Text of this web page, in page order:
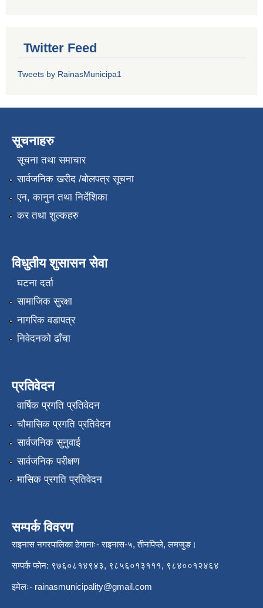
Twitter Feed
Tweets by RainasMunicipa1
सूचनाहरु
सूचना तथा समाचार
सार्वजनिक खरीद /बोलपत्र सूचना
एन, कानुन तथा निर्देशिका
कर तथा शुल्कहरु
विधुतीय शुसासन सेवा
घटना दर्ता
सामाजिक सुरक्षा
नागरिक वडापत्र
निवेदनको ढाँचा
प्रतिवेदन
वार्षिक प्रगति प्रतिवेदन
चौमासिक प्रगति प्रतिवेदन
सार्वजनिक सुनुवाई
सार्वजनिक परीक्षण
मासिक प्रगति प्रतिवेदन
सम्पर्क विवरण
राइनास नगरपालिका ठेगानाः- राइनास-५, तीनपिप्ले, लमजुङ।
सम्पर्क फोन: ९७६०८१४९४३, ९८५६०१३१११, ९८४००१२४६४
इमेलः- rainasmunicipality@gmail.com